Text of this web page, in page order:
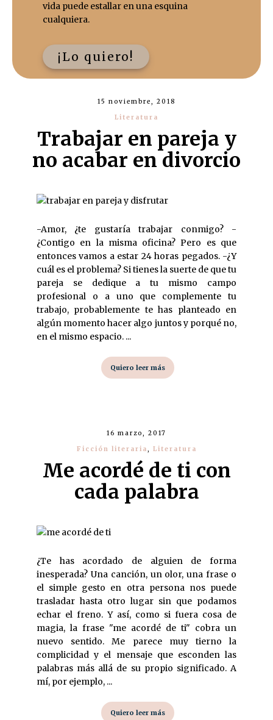
vida puede estallar en una esquina
cualquiera.
¡Lo quiero!
15 noviembre, 2018
Literatura
Trabajar en pareja y
no acabar en divorcio
-Amor, ¿te gustaría trabajar conmigo? -
¿Contigo en la misma oficina? Pero es que
entonces vamos a estar 24 horas pegados. -¿Y
cuál es el problema? Si tienes la suerte de que tu
pareja se dedique a tu mismo campo
profesional o a uno que complemente tu
trabajo, probablemente te has planteado en
algún momento hacer algo juntos y porqué no,
en el mismo espacio. ...
Quiero leer más
16 marzo, 2017
Ficción literaria, Literatura
Me acordé de ti con
cada palabra
¿Te has acordado de alguien de forma
inesperada? Una canción, un olor, una frase o
el simple gesto en otra persona nos puede
trasladar hasta otro lugar sin que podamos
echar el freno. Y así, como si fuera cosa de
magia, la frase "me acordé de ti" cobra un
nuevo sentido. Me parece muy tierno la
complicidad y el mensaje que esconden las
palabras más allá de su propio significado. A
mí, por ejemplo, ...
Quiero leer más